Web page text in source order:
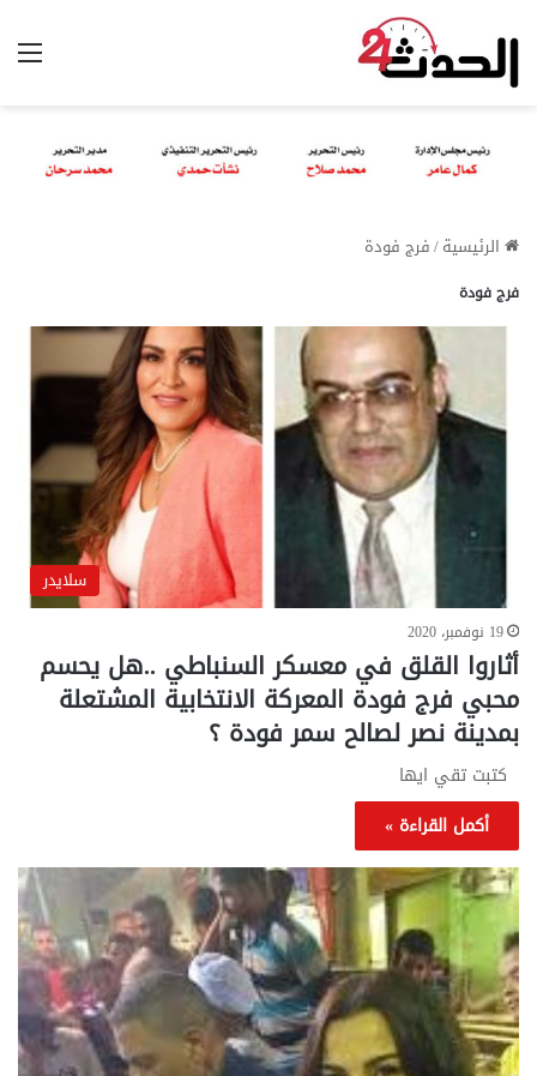
الرئيسية/فرج فودة
فرج فودة
سلايدر
19 نوفمبر، 2020
أثاروا القلق في معسكر السنباطي ..هل يحسم
محبي فرج فودة المعركة الانتخابية المشتعلة
بمدينة نصر لصالح سمر فودة ؟
كتبت تقي ايها
أكمل القراءة »